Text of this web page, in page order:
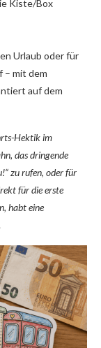
Kiste/Box
Urlaub oder für
– mit dem
auf dem
Hektik im
das dringende
zu rufen, oder für
für die erste
habt eine